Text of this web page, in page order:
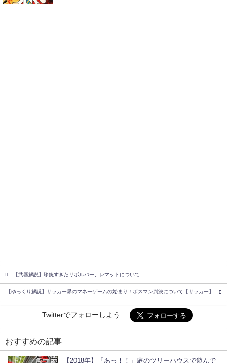
【武器解説】珍銃すぎたリボルバー、レマットについて
【ゆっくり解説】サッカー界のマネーゲームの始まり！ボスマン判決について【サッカー】
Twitterでフォローしよう
おすすめの記事
【2018年】「あっ！！」庭のツリーハウスで遊んで